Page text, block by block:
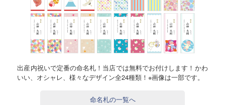
出産内祝いで定番の命名札！当店では無料でお付けします！かわ
いい、オシャレ、様々なデザイン全24種類！※画像は一部です。
命名札の一覧へ